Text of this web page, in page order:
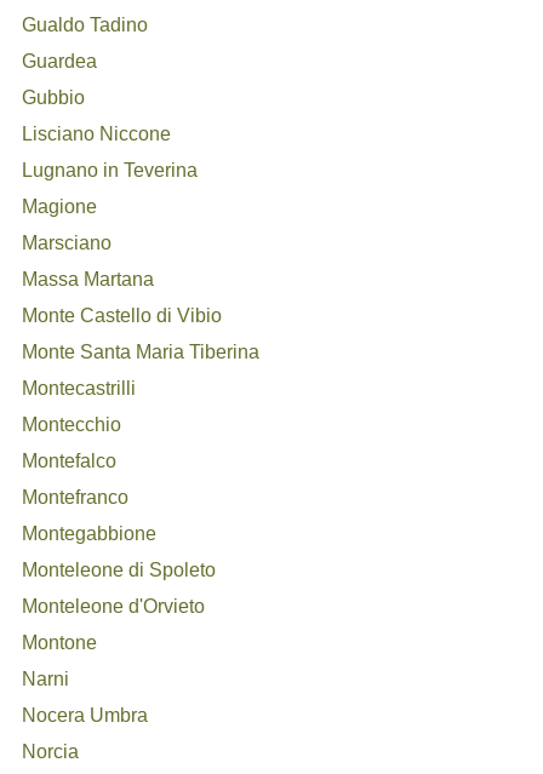
Gualdo Tadino
Guardea
Gubbio
Lisciano Niccone
Lugnano in Teverina
Magione
Marsciano
Massa Martana
Monte Castello di Vibio
Monte Santa Maria Tiberina
Montecastrilli
Montecchio
Montefalco
Montefranco
Montegabbione
Monteleone di Spoleto
Monteleone d'Orvieto
Montone
Narni
Nocera Umbra
Norcia